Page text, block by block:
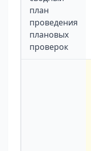
план
проведения
плановых
проверок